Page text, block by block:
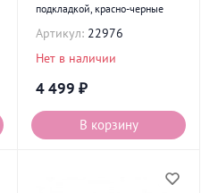
подкладкой, красно-черные
Артикул: 22976
Нет в наличии
4 499 ₽
В корзину